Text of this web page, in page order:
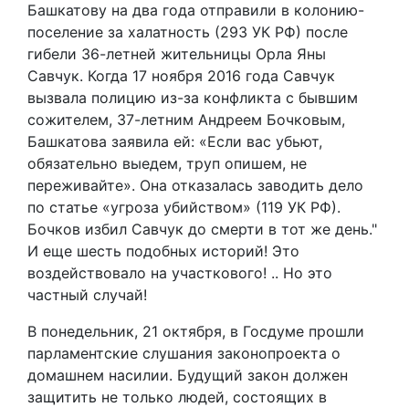
Башкатову на два года отправили в колонию-
поселение за халатность (293 УК РФ) после
гибели 36-летней жительницы Орла Яны
Савчук. Когда 17 ноября 2016 года Савчук
вызвала полицию из-за конфликта с бывшим
сожителем, 37-летним Андреем Бочковым,
Башкатова заявила ей: «Если вас убьют,
обязательно выедем, труп опишем, не
переживайте». Она отказалась заводить дело
по статье «угроза убийством» (119 УК РФ).
Бочков избил Савчук до смерти в тот же день."
И еще шесть подобных историй! Это
воздействовало на участкового! .. Но это
частный случай!
В понедельник, 21 октября, в Госдуме прошли
парламентские слушания законопроекта о
домашнем насилии. Будущий закон должен
защитить не только людей, состоящих в